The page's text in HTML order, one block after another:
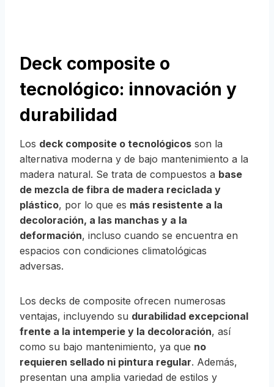
Deck composite o
tecnológico: innovación y
durabilidad
Los deck composite o tecnológicos son la
alternativa moderna y de bajo mantenimiento a la
madera natural. Se trata de compuestos a base
de mezcla de fibra de madera reciclada y
plástico, por lo que es más resistente a la
decoloración, a las manchas y a la
deformación, incluso cuando se encuentra en
espacios con condiciones climatológicas
adversas.
Los decks de composite ofrecen numerosas
ventajas, incluyendo su durabilidad excepcional
frente a la intemperie y la decoloración, así
como su bajo mantenimiento, ya que no
requieren sellado ni pintura regular. Además,
presentan una amplia variedad de estilos y